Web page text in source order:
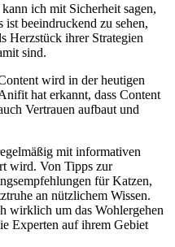
ich mit Sicherheit sagen,
beeindruckend zu sehen,
Herzstück ihrer Strategien
sind.
wird in der heutigen
hat erkannt, dass Content
Vertrauen aufbaut und
mit informativen
wird. Von Tipps zur
für Katzen,
an nützlichem Wissen.
wirklich um das Wohlergehen
Experten auf ihrem Gebiet